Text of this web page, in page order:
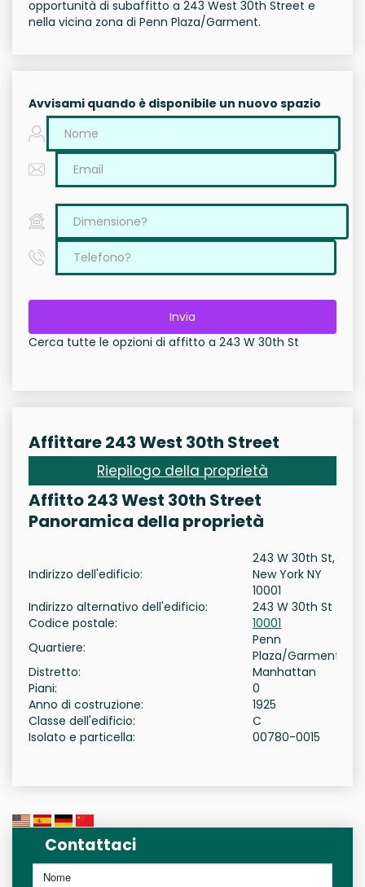
opportunità di subaffitto a 243 West 30th Street e
nella vicina zona di Penn Plaza/Garment.
Avvisami quando è disponibile un nuovo spazio
Invia
Cerca tutte le opzioni di affitto a 243 W 30th St
Affittare 243 West 30th Street
Riepilogo della proprietà
Affitto 243 West 30th Street
Panoramica della proprietà
Indirizzo dell'edificio:
243 W 30th St,
New York NY
10001
Indirizzo alternativo dell'edificio:
243 W 30th St
Codice postale:
10001
Quartiere:
Penn
Plaza/Garment
Distretto:
Manhattan
Piani:
0
Anno di costruzione:
1925
Classe dell'edificio:
C
Isolato e particella:
00780-0015
Contattaci